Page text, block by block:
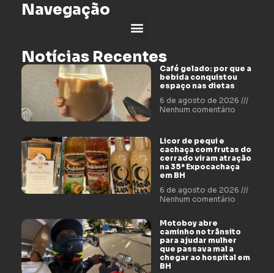
Navegação
Notícias Recentes
Café gelado: por que a
bebida conquistou
espaço nas dietas
6 de agosto de 2026
Nenhum comentário
Licor de pequi e
cachaça com frutas do
cerrado viram atração
na 35ª Expocachaça
em BH
6 de agosto de 2026
Nenhum comentário
Motoboy abre
caminho no trânsito
para ajudar mulher
que passava mal a
chegar ao hospital em
BH